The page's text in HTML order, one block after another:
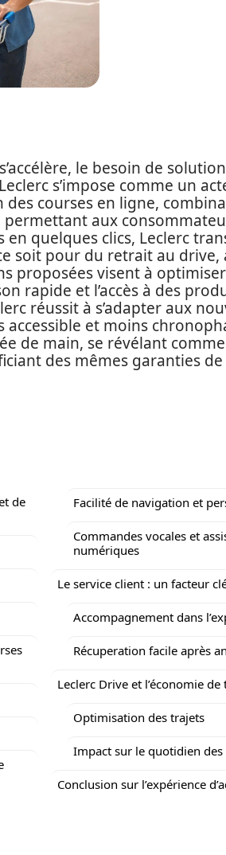
le besoin de
s’impose comme un
courses en ligne,
aux
quelques clics, Leclerc
soit pour du retrait au
proposées visent à
rapide et l’accès à des
réussit à s’adapter aux
et moins
de main, se révélant
des mêmes garanties de
de
Facilité de navigation et
Commandes vocales et
numériques
Le service client : un facteur
Accompagnement dans
Récuperation facile après
Leclerc Drive et l’économie de
Optimisation des trajets
Impact sur le quotidien des
Conclusion sur l’expérience